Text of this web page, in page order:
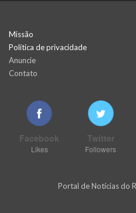
Missão
Política de privacidade
Anuncie
Contato
Facebook
Likes
Twitter
Followers
Portal de Notícias do